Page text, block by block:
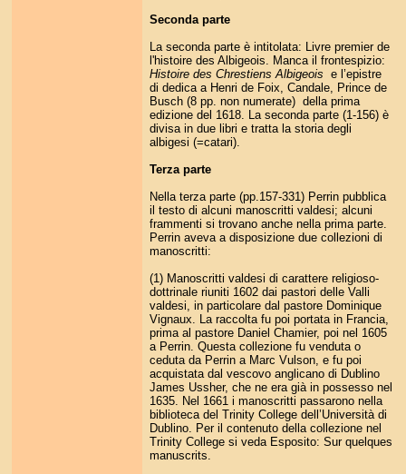
Seconda parte
La seconda parte è intitolata: Livre premier de
l'histoire des Albigeois. Manca il frontespizio:
Histoire des Chrestiens Albigeois e l’epistre
di dedica a Henri de Foix, Candale, Prince de
Busch (8 pp. non numerate) della prima
edizione del 1618. La seconda parte (1-156) è
divisa in due libri e tratta la storia degli
albigesi (=catari).
Terza parte
Nella terza parte (pp.157-331) Perrin pubblica
il testo di alcuni manoscritti valdesi; alcuni
frammenti si trovano anche nella prima parte.
Perrin aveva a disposizione due collezioni di
manoscritti:
(1) Manoscritti valdesi di carattere religioso-
dottrinale riuniti 1602 dai pastori delle Valli
valdesi, in particolare dal pastore Dominique
Vignaux. La raccolta fu poi portata in Francia,
prima al pastore Daniel Chamier, poi nel 1605
a Perrin. Questa collezione fu venduta o
ceduta da Perrin a Marc Vulson, e fu poi
acquistata dal vescovo anglicano di Dublino
James Ussher, che ne era già in possesso nel
1635. Nel 1661 i manoscritti passarono nella
biblioteca del Trinity College dell’Università di
Dublino. Per il contenuto della collezione nel
Trinity College si veda Esposito: Sur quelques
manuscrits.